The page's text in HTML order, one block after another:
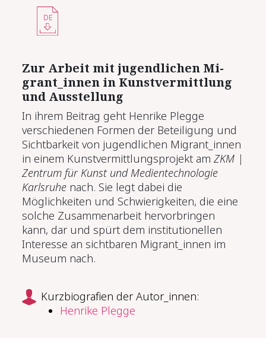
DE
Zur Ar­beit mit ju­gend­li­chen Mi­
grant_in­nen in Kunst­ver­mitt­lung
und Aus­stel­lung
In ihrem Beitrag geht Henrike Plegge
verschiedenen Formen der Beteiligung und
Sichtbarkeit von jugendlichen Migrant_innen
in einem Kunstvermittlungsprojekt amZKM |
Zentrum für Kunst und Medientechnologie
Karlsruhe nach. Sie legt dabei die
Möglichkeiten und Schwierigkeiten, die eine
solche Zusammenarbeit hervorbringen
kann, dar und spürt dem institutionellen
Interesse an sichtbaren Migrant_innen im
Museum nach.
Kurzbiografien der Autor_innen:
Henrike Plegge